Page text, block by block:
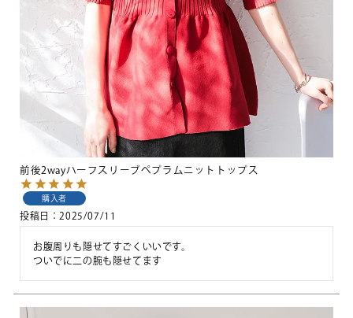
前後2wayハーフスリーブペプラムニットトップス
購入者
投稿日 2025/07/11
お腹周りも隠せてすごくいいです。
ついでに二の腕も隠せてます